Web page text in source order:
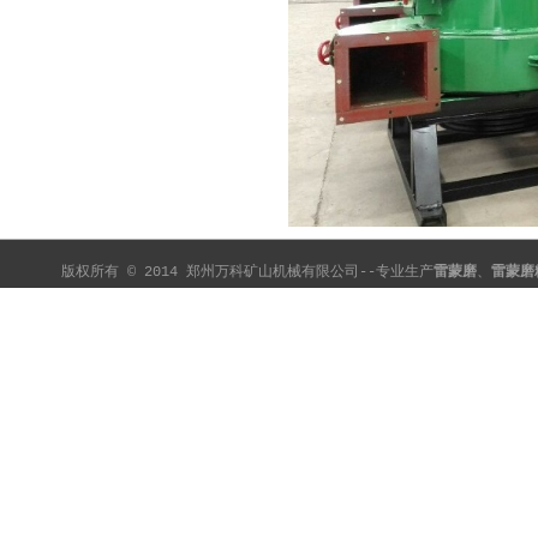
版权所有 © 2014 郑州万科矿山机械有限公司--专业生产雷蒙磨、 雷蒙磨